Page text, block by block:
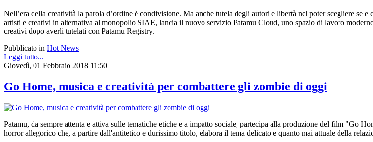
Nell’era della creatività la parola d’ordine è condivisione. Ma anche tutela degli autori e libertà nel poter scegliere se
artisti e creativi in alternativa al monopolio SIAE, lancia il nuovo servizio Patamu Cloud, uno spazio di lavoro
creativi dopo averli tutelati con Patamu Registry.
Pubblicato in Hot News
Leggi tutto...
Giovedì, 01 Febbraio 2018 11:50
Go Home, musica e creatività per combattere gli zombie di oggi
Patamu, da sempre attenta e attiva sulle tematiche etiche e a impatto sociale, partecipa alla produzione del film "Go
horror allegorico che, a partire dall'antitetico e durissimo titolo, elabora il tema delicato e quanto mai attuale della